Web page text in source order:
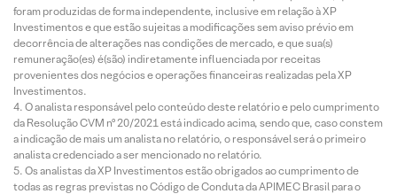
foram produzidas de forma independente, inclusive em relação à XP
Investimentos e que estão sujeitas a modificações sem aviso prévio em
decorrência de alterações nas condições de mercado, e que sua(s)
remuneração(es) é(são) indiretamente influenciada por receitas
provenientes dos negócios e operações financeiras realizadas pela XP
Investimentos.
O analista responsável pelo conteúdo deste relatório e pelo cumprimento
da Resolução CVM nº 20/2021 está indicado acima, sendo que, caso constem
a indicação de mais um analista no relatório, o responsável será o primeiro
analista credenciado a ser mencionado no relatório.
Os analistas da XP Investimentos estão obrigados ao cumprimento de
todas as regras previstas no Código de Conduta da APIMEC Brasil para o